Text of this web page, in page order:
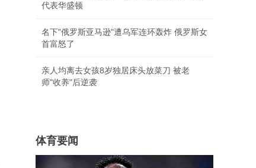
代表华盛顿
名下"俄罗斯亚马逊"遭乌军连环轰炸 俄罗斯女
首富怒了
亲人均离去女孩8岁独居床头放菜刀 被老
师"收养"后逆袭
体育要闻